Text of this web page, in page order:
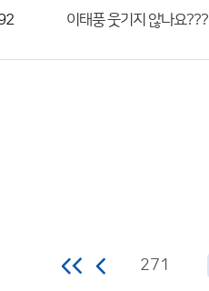
이태풍 웃기지 않나요???
271